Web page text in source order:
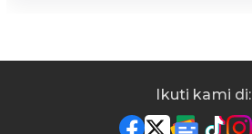
Ikuti kami di: